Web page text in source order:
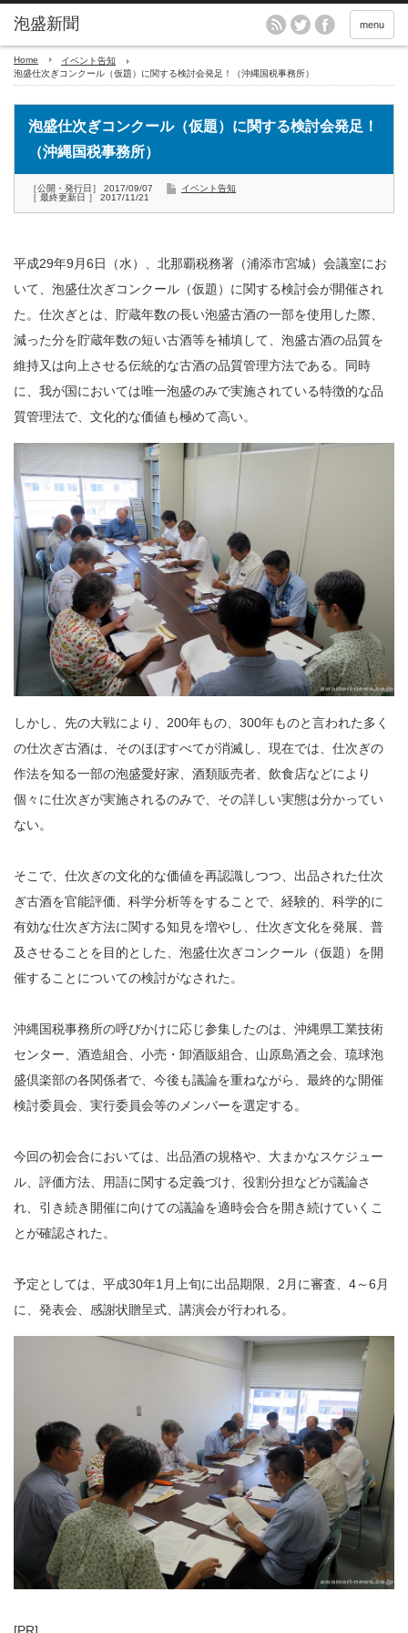
menu
Home
イベント告知
泡盛仕次ぎコンクール（仮題）に関する検討会発足！（沖縄国税事務所）
泡盛仕次ぎコンクール（仮題）に関する検討会発足！
（沖縄国税事務所）
［公開・発行日］ 2017/09/07
［ 最終更新日 ］ 2017/11/21
イベント告知
平成29年9月6日（水）、北那覇税務署（浦添市宮城）会議室にお
いて、泡盛仕次ぎコンクール（仮題）に関する検討会が開催され
た。仕次ぎとは、貯蔵年数の長い泡盛古酒の一部を使用した際、
減った分を貯蔵年数の短い古酒等を補填して、泡盛古酒の品質を
維持又は向上させる伝統的な古酒の品質管理方法である。同時
に、我が国においては唯一泡盛のみで実施されている特徴的な品
質管理法で、文化的な価値も極めて高い。
しかし、先の大戦により、200年もの、300年ものと言われた多く
の仕次ぎ古酒は、そのほぼすべてが消滅し、現在では、仕次ぎの
作法を知る一部の泡盛愛好家、酒類販売者、飲食店などにより
個々に仕次ぎが実施されるのみで、その詳しい実態は分かってい
ない。
そこで、仕次ぎの文化的な価値を再認識しつつ、出品された仕次
ぎ古酒を官能評価、科学分析等をすることで、経験的、科学的に
有効な仕次ぎ方法に関する知見を増やし、仕次ぎ文化を発展、普
及させることを目的とした、泡盛仕次ぎコンクール（仮題）を開
催することについての検討がなされた。
沖縄国税事務所の呼びかけに応じ参集したのは、沖縄県工業技術
センター、酒造組合、小売・卸酒販組合、山原島酒之会、琉球泡
盛倶楽部の各関係者で、今後も議論を重ねながら、最終的な開催
検討委員会、実行委員会等のメンバーを選定する。
今回の初会合においては、出品酒の規格や、大まかなスケジュー
ル、評価方法、用語に関する定義づけ、役割分担などが議論さ
れ、引き続き開催に向けての議論を適時会合を開き続けていくこ
とが確認された。
予定としては、平成30年1月上旬に出品期限、2月に審査、4～6月
に、発表会、感謝状贈呈式、講演会が行われる。